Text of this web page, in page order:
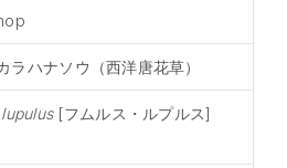
ラハナソウ（西洋唐花草）
[フムルス・ルプルス]